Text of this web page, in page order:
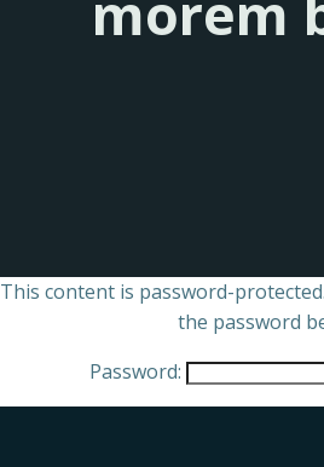
This content is password-
the password
Password: